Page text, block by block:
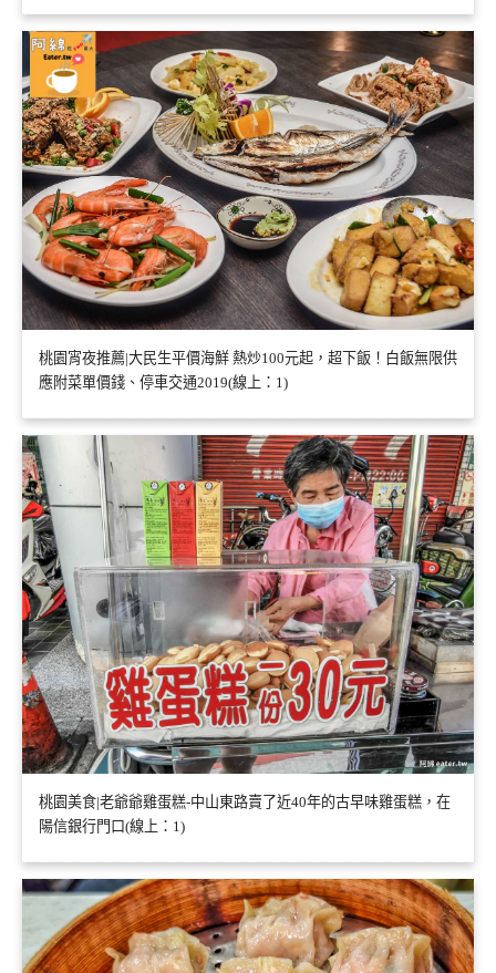
桃園宵夜推薦|大民生平價海鮮 熱炒100元起，超下飯！白飯無限供
應附菜單價錢、停車交通2019(線上：1)
桃園美食|老爺爺雞蛋糕-中山東路賣了近40年的古早味雞蛋糕，在
陽信銀行門口(線上：1)